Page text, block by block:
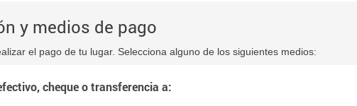
y medios de pago
el pago de tu lugar. Selecciona alguno de los siguientes medios:
cheque o transferencia a: